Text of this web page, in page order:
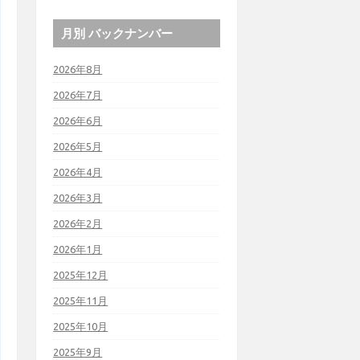
月別 バックナンバー
2026年8月
2026年7月
2026年6月
2026年5月
2026年4月
2026年3月
2026年2月
2026年1月
2025年12月
2025年11月
2025年10月
2025年9月